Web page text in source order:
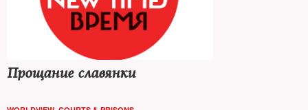
Прощание славянки